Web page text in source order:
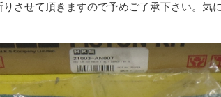
させて頂きますので予めご了承下さい。気